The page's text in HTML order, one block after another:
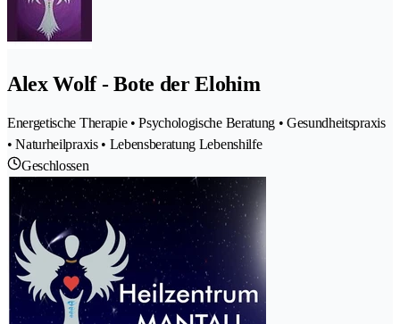
Alex Wolf - Bote der Elohim
Energetische Therapie • Psychologische Beratung • Gesundheitspraxis
• Naturheilpraxis • Lebensberatung Lebenshilfe
Geschlossen